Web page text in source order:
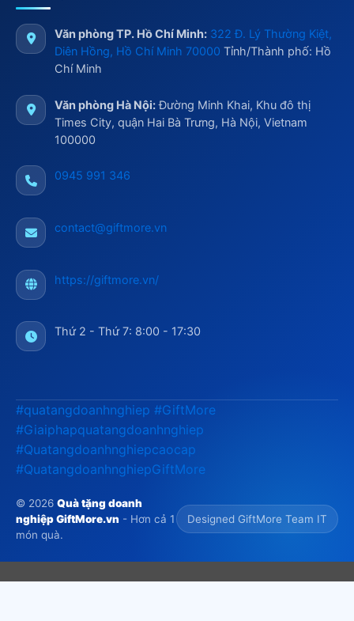
Văn phòng TP. Hồ Chí Minh: 322 Đ. Lý Thường Kiệt,
Diên Hồng, Hồ Chí Minh 70000 Tỉnh/Thành phố: Hồ
Chí Minh
Văn phòng Hà Nội:Đường Minh Khai, Khu đô thị
Times City, quận Hai Bà Trưng, Hà Nội, Vietnam
100000
0945 991 346
contact@giftmore.vn
https://giftmore.vn/
Thứ 2 - Thứ 7: 8:00 - 17:30
#quatangdoanhnghiep #GiftMore
#Giaiphapquatangdoanhnghiep
#Quatangdoanhnghiepcaocap
#QuatangdoanhnghiepGiftMore
© 2026 Quà tặng doanh
nghiệp GiftMore.vn - Hơn cả 1
món quà.
Designed GiftMore Team IT